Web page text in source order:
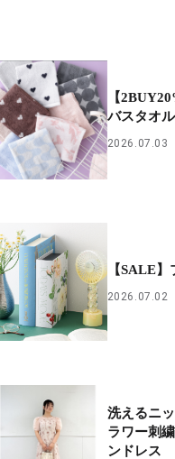
【
バスタオ
2026.07.03
【SALE】
2026.07.02
洗えるニ
ラワー刺
ンドレス